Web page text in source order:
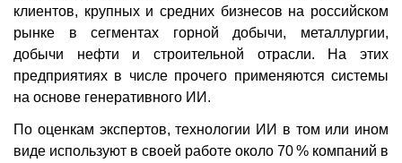
клиентов, крупных и средних бизнесов на российском
рынке в сегментах горной добычи, металлургии,
добычи нефти и строительной отрасли. На этих
предприятиях в числе прочего применяются системы
на основе генеративного ИИ.
По оценкам экспертов, технологии ИИ в том или ином
виде используют в своей работе около 70 % компаний в